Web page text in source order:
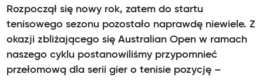
Rozpoczął się nowy rok, zatem do startu
tenisowego sezonu pozostało naprawdę niewiele. Z
okazji zbliżającego się Australian Open w ramach
naszego cyklu postanowiliśmy przypomnieć
przełomową dla serii gier o tenisie pozycję –